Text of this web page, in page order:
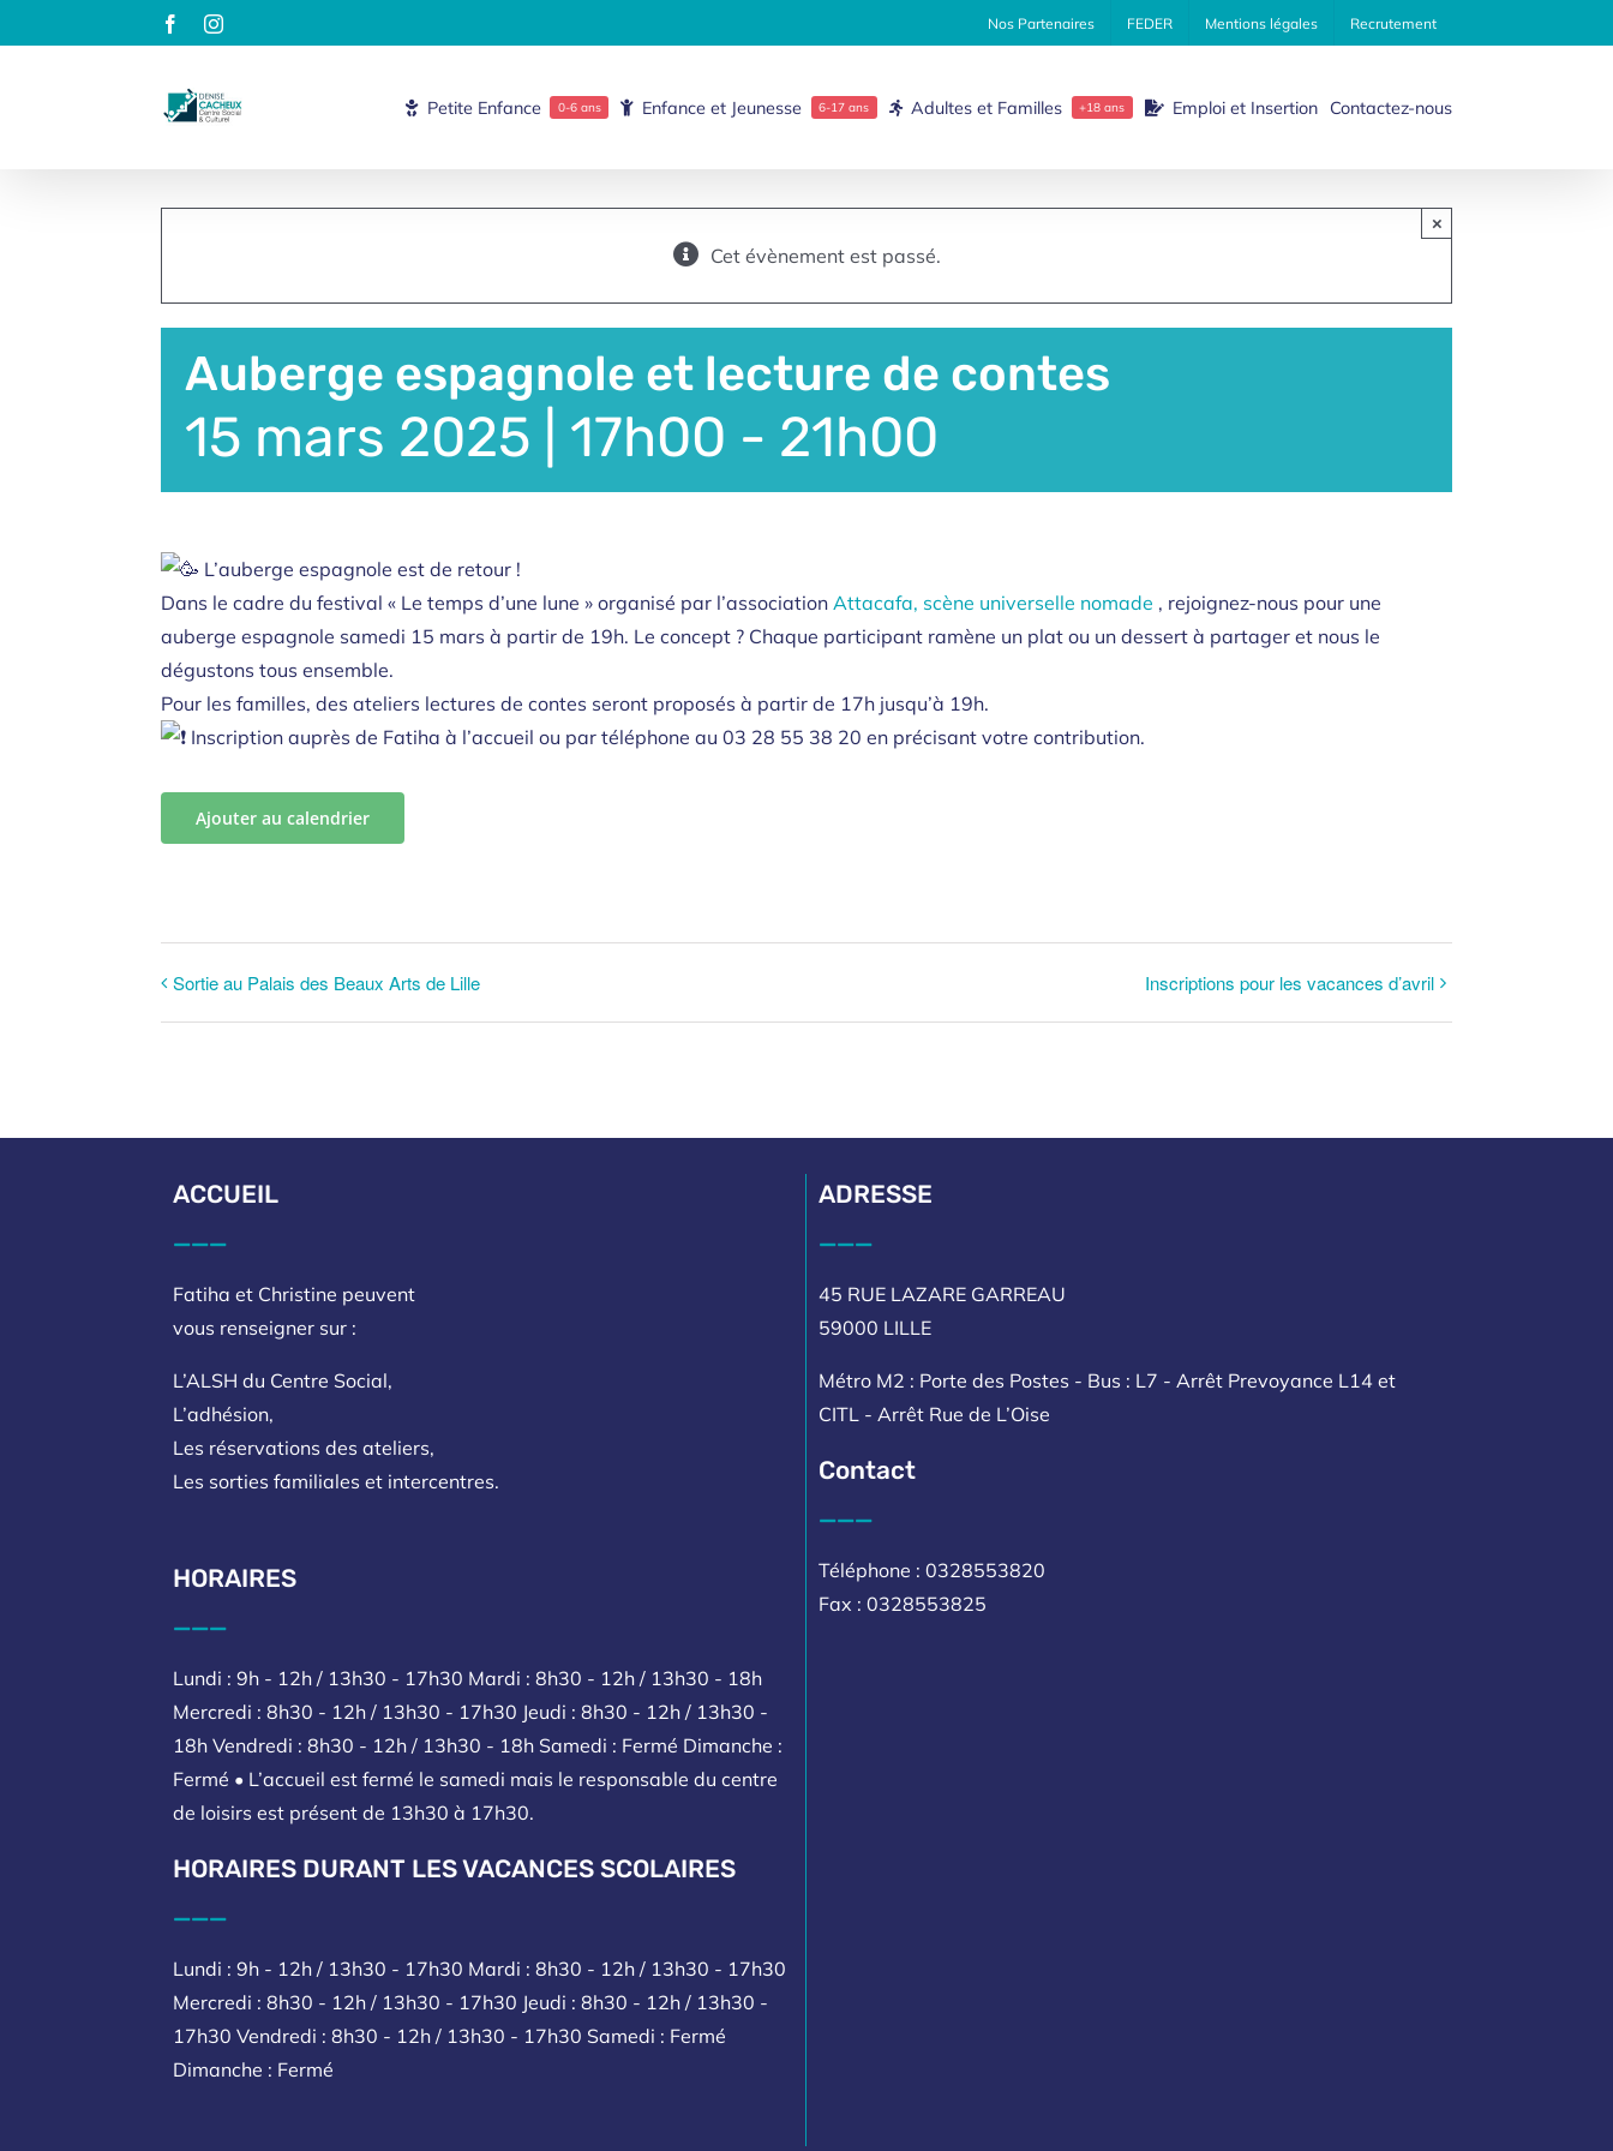
au
FacebookInstagram Nos Partenaires FEDER Mentions légales Recrutement
Petite Enfance 0-6 ans Enfance et Jeunesse 6-17 ans Adultes et Familles +18 ans Emploi et Insertion Contactez-nous
Cet évènement est passé.
×
Auberge espagnole et lecture de contes
15 mars 2025 | 17h00 - 21h00
L’auberge espagnole est de retour !
Dans le cadre du festival « Le temps d’une lune » organisé par l’associationAttacafa, scène universelle nomade , rejoignez-nous pour une
auberge espagnole samedi 15 mars à partir de 19h. Le concept ? Chaque participant ramène un plat ou un dessert à partager et nous le
dégustons tous ensemble.
Pour les familles, des ateliers lectures de contes seront proposés à partir de 17h jusqu’à 19h.
Inscription auprès de Fatiha à l’accueil ou par téléphone au 03 28 55 38 20 en précisant votre contribution.
Ajouter au calendrier
Sortie au Palais des Beaux Arts de Lille Inscriptions pour les vacances d’avril
ACCUEIL
___
Fatiha et Christine peuvent
vous renseigner sur :
L’ALSH du Centre Social,
L’adhésion,
Les réservations des ateliers,
Les sorties familiales et intercentres.
HORAIRES
___
Lundi : 9h - 12h / 13h30 - 17h30 Mardi : 8h30 - 12h / 13h30 - 18h
Mercredi : 8h30 - 12h / 13h30 - 17h30 Jeudi : 8h30 - 12h / 13h30 -
18h Vendredi : 8h30 - 12h / 13h30 - 18h Samedi : Fermé Dimanche :
Fermé • L’accueil est fermé le samedi mais le responsable du centre
de loisirs est présent de 13h30 à 17h30.
HORAIRES DURANT LES VACANCES SCOLAIRES
___
Lundi : 9h - 12h / 13h30 - 17h30 Mardi : 8h30 - 12h / 13h30 - 17h30
Mercredi : 8h30 - 12h / 13h30 - 17h30 Jeudi : 8h30 - 12h / 13h30 -
17h30 Vendredi : 8h30 - 12h / 13h30 - 17h30 Samedi : Fermé
Dimanche : Fermé
ADRESSE
___
45 RUE LAZARE GARREAU
59000 LILLE
Métro M2 : Porte des Postes - Bus : L7 - Arrêt Prevoyance L14 et
CITL - Arrêt Rue de L’Oise
Contact
___
Téléphone : 0328553820
Fax : 0328553825